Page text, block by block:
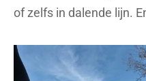
of zelfs in dalende lijn.